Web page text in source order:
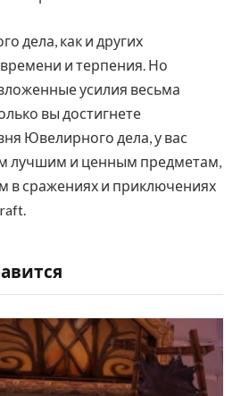
дела, как и других
и терпения. Но
усилия весьма
вы достигнете
Ювелирного дела, у вас
лучшим и ценным предметам,
в сражениях и приключениях